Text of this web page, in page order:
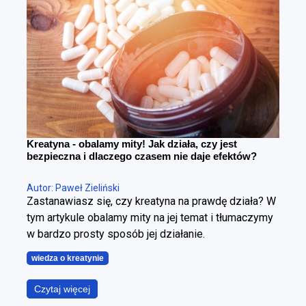
można redukować tkankę tłuszczową, poprawiając
sylwetkę. Cała sztuka polega na tym, żeby zrobić to
w kontrolowany sposób.
Kreatyna - obalamy mity! Jak działa, czy jest
bezpieczna i dlaczego czasem nie daje efektów?
Autor: Paweł Zieliński
Zastanawiasz się, czy kreatyna na prawdę działa? W
tym artykule obalamy mity na jej temat i tłumaczymy
w bardzo prosty sposób jej działanie.
wiedza o kreatynie
Czytaj więcej